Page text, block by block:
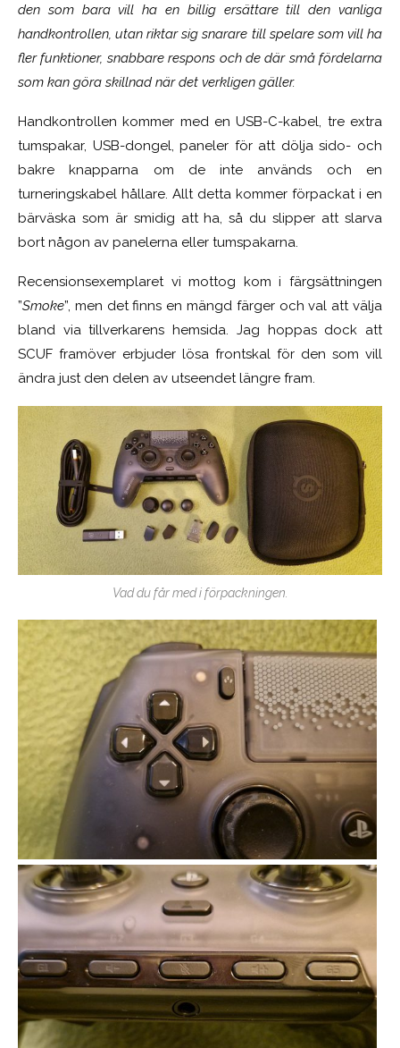
den som bara vill ha en billig ersättare till den vanliga
handkontrollen, utan riktar sig snarare till spelare som vill ha
fler funktioner, snabbare respons och de där små fördelarna
som kan göra skillnad när det verkligen gäller.
Handkontrollen kommer med en USB-C-kabel, tre extra
tumspakar, USB-dongel, paneler för att dölja sido- och
bakre knapparna om de inte används och en
turneringskabel hållare. Allt detta kommer förpackat i en
bärväska som är smidig att ha, så du slipper att slarva
bort någon av panelerna eller tumspakarna.
Recensionsexemplaret vi mottog kom i färgsättningen
”Smoke”, men det finns en mängd färger och val att välja
bland via tillverkarens hemsida. Jag hoppas dock att
SCUF framöver erbjuder lösa frontskal för den som vill
ändra just den delen av utseendet längre fram.
Vad du får med i förpackningen.